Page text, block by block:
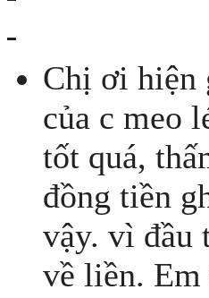
Chị ơi hiện
của c meo
tốt quá,
đồng tiền
vậy. vì đầu
về liền.